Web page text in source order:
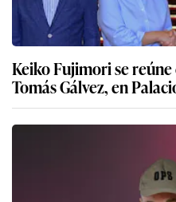
Keiko Fujimori se
Tomás Gálvez, en